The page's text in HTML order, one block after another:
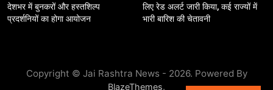
देशभर में बुनकरों और हस्तशिल्प
प्रदर्शनियों का होगा आयोजन
लिए रेड अलर्ट जारी किया, कई राज्यों में
भारी बारिश की चेतावनी
Copyright © Jai Rashtra News - 2026. Powered By
BlazeThemes.